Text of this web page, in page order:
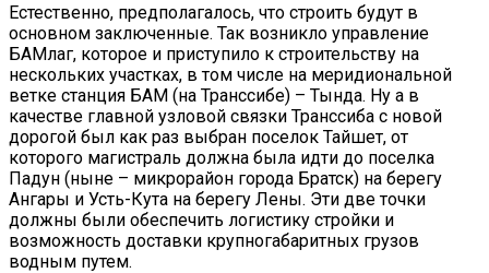
Естественно, предполагалось, что строить будут в
основном заключенные. Так возникло управление
БАМлаг, которое и приступило к строительству на
нескольких участках, в том числе на меридиональной
ветке станция БАМ (на Транссибе) – Тында. Ну а в
качестве главной узловой связки Транссиба с новой
дорогой был как раз выбран поселок Тайшет, от
которого магистраль должна была идти до поселка
Падун (ныне – микрорайон города Братск) на берегу
Ангары и Усть-Кута на берегу Лены. Эти две точки
должны были обеспечить логистику стройки и
возможность доставки крупногабаритных грузов
водным путем.